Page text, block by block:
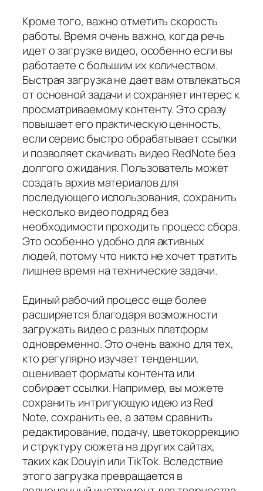
Кроме того, важно отметить скорость
работы. Время очень важно, когда речь
идет о загрузке видео, особенно если вы
работаете с большим их количеством.
Быстрая загрузка не дает вам отвлекаться
от основной задачи и сохраняет интерес к
просматриваемому контенту. Это сразу
повышает его практическую ценность,
если сервис быстро обрабатывает ссылки
и позволяет скачивать видео RedNote без
долгого ожидания. Пользователь может
создать архив материалов для
последующего использования, сохранить
несколько видео подряд без
необходимости проходить процесс сбора.
Это особенно удобно для активных
людей, потому что никто не хочет тратить
лишнее время на технические задачи.
Единый рабочий процесс еще более
расширяется благодаря возможности
загружать видео с разных платформ
одновременно. Это очень важно для тех,
кто регулярно изучает тенденции,
оценивает форматы контента или
собирает ссылки. Например, вы можете
сохранить интригующую идею из Red
Note, сохранить ее, а затем сравнить
редактирование, подачу, цветокоррекцию
и структуру сюжета на других сайтах,
таких как Douyin или TikTok. Вследствие
этого загрузка превращается в